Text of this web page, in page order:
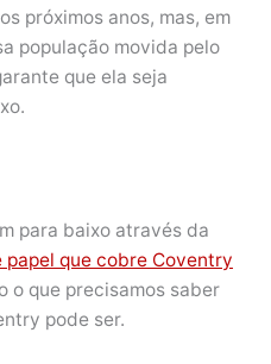
próximos anos, mas, em
população movida pelo
que ela seja
para baixo através da
papel que cobre Coventry
o que precisamos saber
pode ser.